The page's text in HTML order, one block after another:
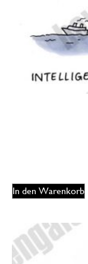
In den Warenkorb